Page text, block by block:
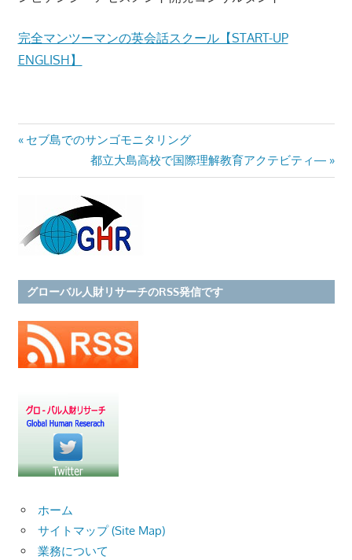
完全マンツーマンの英会話スクール【START-UP
ENGLISH】
ナ
ビ
ゲ
ー
シ
ョ
ン
Previous
セブ島でのサンゴモニタリング
Next
Post:
都立大島高校で国際理解教育アクテビティ―
グローバル人財リサーチのRSS発信です
ホーム
サイトマップ (Site Map)
業務について